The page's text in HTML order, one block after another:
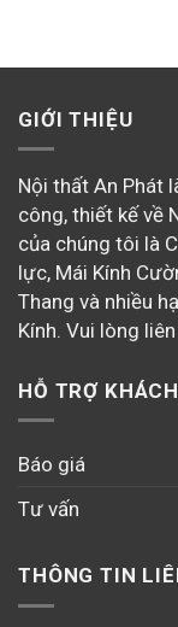
GIỚI THIỆU
Nội thất An Phát
công, thiết kế về
của chúng tôi là
lực, Mái Kính
Thang và nhiều
Kính. Vui lòng
HỖ TRỢ
Báo giá
Tư vấn
THÔNG TIN